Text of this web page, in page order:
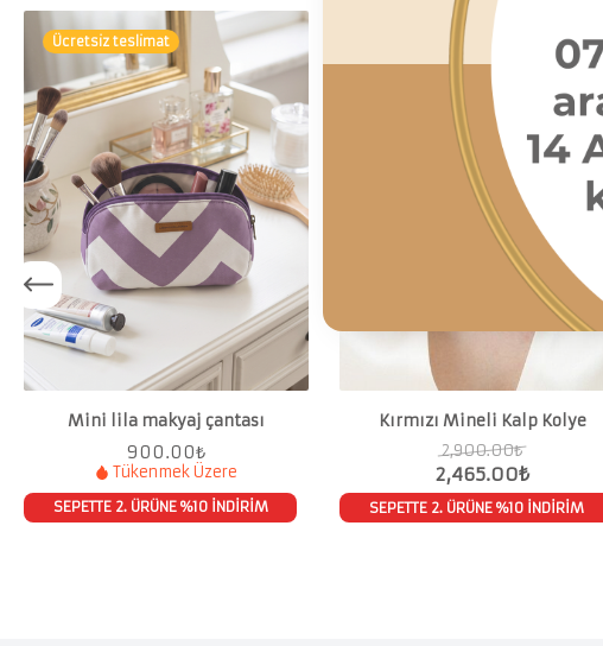
Ücretsiz teslimat
Mini lila makyaj çantası
900.00₺
Tükenmek Üzere
SEPETTE 2. ÜRÜNE %10 İNDİRİM
Ücretsiz teslimat
Kırmızı Mineli Kalp Kolye
2,900.00₺
2,465.00₺
SEPETTE 2. ÜRÜNE %10 İNDİRİM